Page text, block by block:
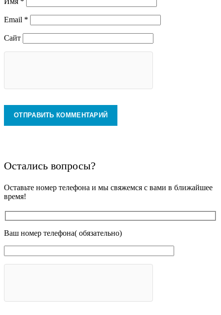
Email *
Сайт
Остались вопросы?
Оставьте номер телефона и мы свяжемся с вами в ближайшее
время!
Ваш номер телефона( обязательно)